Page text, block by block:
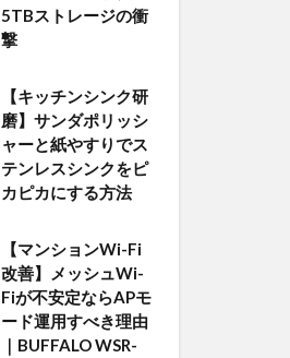
5TBストレージの衝
撃
【キッチンシンク研
磨】サンダポリッシ
ャーと紙やすりでス
テンレスシンクをピ
カピカにする方法
【マンションWi-Fi
改善】メッシュWi-
Fiが不安定ならAPモ
ード運用すべき理由
｜BUFFALO WSR-